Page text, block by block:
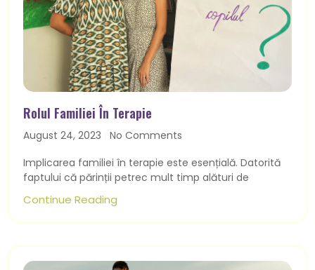
Rolul Familiei În Terapie
August 24, 2023
No Comments
Implicarea familiei în terapie este esențială. Datorită
faptului că părinții petrec mult timp alături de
Continue Reading